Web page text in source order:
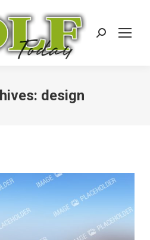
Search:
design